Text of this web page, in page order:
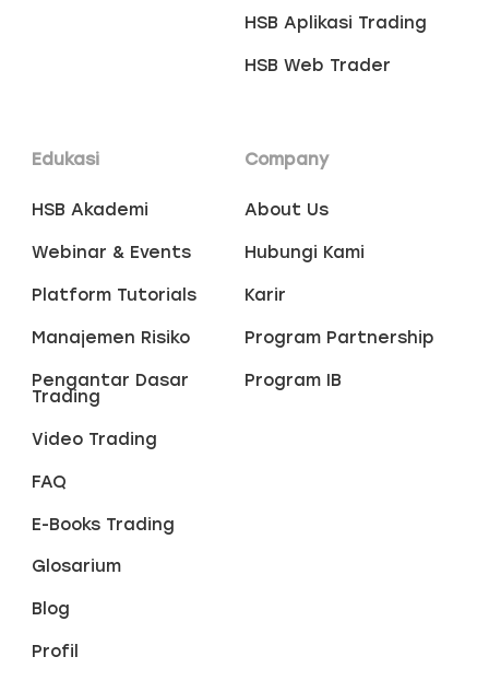
HSB Aplikasi Trading
HSB Web Trader
Edukasi
HSB Akademi
Webinar & Events
Platform Tutorials
Manajemen Risiko
Pengantar Dasar
Trading
Video Trading
FAQ
E-Books Trading
Glosarium
Blog
Profil
Company
About Us
Hubungi Kami
Karir
Program Partnership
Program IB